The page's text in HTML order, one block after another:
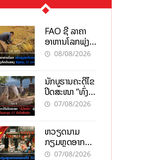
FAO ຊີ້ ລາຄາ
ອາຫານໂລກພຸ່ງ
ສູງສຸດໃນຮອບ 3
ສົງຄາມ, El
nino
08/08/2026
ນັກບູຮານຄະດີໄຂ
ປິດສະໜາ “ທົ່ງ
ໄຫຫີນ” ຫຼັງພົບ
07/08/2026
ຫວຽດນາມ
ກຽມຫຼຸດອາກອນ
ລາຍໄດ້ 30%
07/08/2026